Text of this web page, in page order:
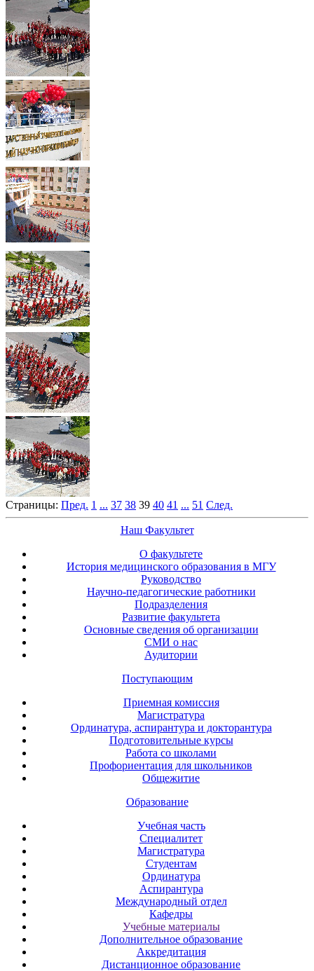
Страницы: Пред. 1 ... 37 38 39 40 41 ... 51 След.
Наш Факультет
О факультете
История медицинского образования в МГУ
Руководство
Научно-педагогические работники
Подразделения
Развитие факультета
Основные сведения об организации
СМИ о нас
Аудитории
Поступающим
Приемная комиссия
Магистратура
Ординатура, аспирантура и докторантура
Подготовительные курсы
Работа со школами
Профориентация для школьников
Общежитие
Образование
Учебная часть
Специалитет
Магистратура
Студентам
Ординатура
Аспирантура
Международный отдел
Кафедры
Учебные материалы
Дополнительное образование
Аккредитация
Дистанционное образование